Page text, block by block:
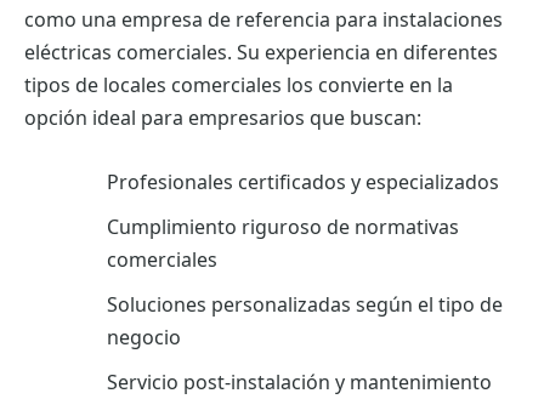
como una empresa de referencia para instalaciones
eléctricas comerciales. Su experiencia en diferentes
tipos de locales comerciales los convierte en la
opción ideal para empresarios que buscan:
Profesionales certificados y especializados
Cumplimiento riguroso de normativas
comerciales
Soluciones personalizadas según el tipo de
negocio
Servicio post-instalación y mantenimiento